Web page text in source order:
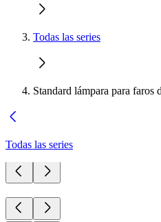
Todas las series
Standard lámpara para faros
Todas las series